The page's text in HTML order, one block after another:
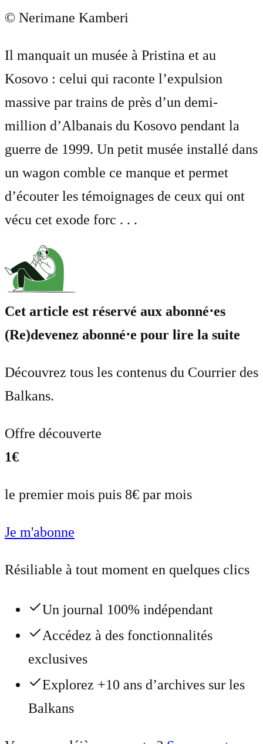
© Nerimane Kamberi
Il manquait un musée à Pristina et au
Kosovo : celui qui raconte l’expulsion
massive par trains de près d’un demi-
million d’Albanais du Kosovo pendant la
guerre de 1999. Un petit musée installé dans
un wagon comble ce manque et permet
d’écouter les témoignages de ceux qui ont
vécu cet exode forc . . .
Cet article est réservé aux abonné⋅es
(Re)devenez abonné⋅e pour lire la suite
Découvrez tous les contenus du Courrier des
Balkans.
Offre découverte
1€
le premier mois puis 8€ par mois
Je m'abonne
Résiliable à tout moment en quelques clics
Un journal 100% indépendant
Accédez à des fonctionnalités
exclusives
Explorez +10 ans d’archives sur les
Balkans